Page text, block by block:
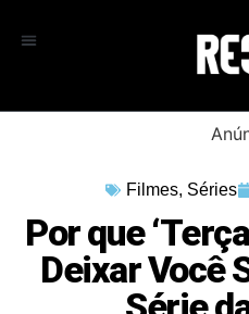
Filmes, Séries
Por que
Deixar Você